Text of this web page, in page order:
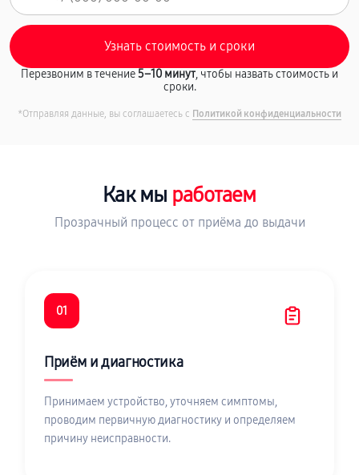
Перезвоним в течение5–10 минут, чтобы назвать стоимость и
сроки.
*Отправляя данные, вы соглашаетесь с Политикой конфиденциальности
Как мы работаем
Прозрачный процесс от приёма до выдачи
01
Приём и диагностика
Принимаем устройство, уточняем симптомы,
проводим первичную диагностику и определяем
причину неисправности.